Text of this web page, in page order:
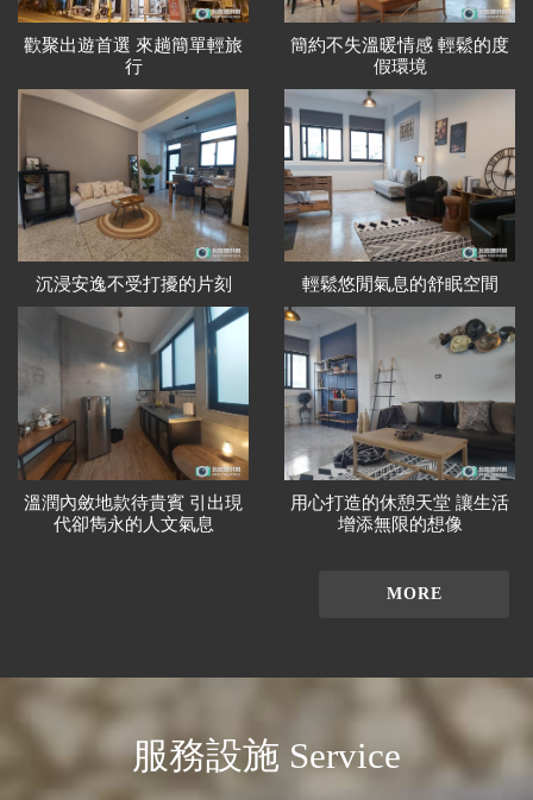
歡聚出遊首選 來趟簡單輕旅
行
簡約不失溫暖情感 輕鬆的度
假環境
沉浸安逸不受打擾的片刻 輕鬆悠閒氣息的舒眠空間
溫潤內斂地款待貴賓 引出現
代卻雋永的人文氣息
用心打造的休憩天堂 讓生活
增添無限的想像
MORE
服務設施 Service